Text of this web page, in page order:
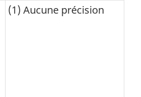
(1) Aucune précision